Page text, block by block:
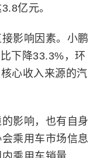
亿元。
影响因素。小鹏
下降33.3%，环
心收入来源的汽
影响，也有自身
乘用车市场信息